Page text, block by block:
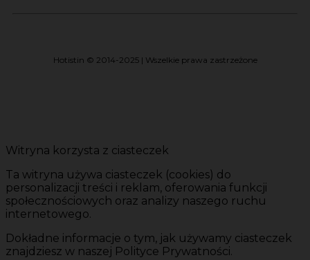
Hotistin © 2014-2025 | Wszelkie prawa zastrzeżone
Witryna korzysta z ciasteczek
Ta witryna używa ciasteczek (cookies) do
personalizacji treści i reklam, oferowania funkcji
społecznościowych oraz analizy naszego ruchu
internetowego.
Dokładne informacje o tym, jak używamy ciasteczek
znajdziesz w naszej Polityce Prywatności.